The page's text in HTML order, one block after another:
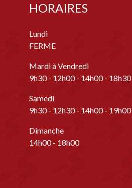
HORAIRES
Lundi
FERME
Mardi à Vendredi
9h30 - 12h00 - 14h00 - 18h30
Samedi
9h30 - 12h30 - 14h00 - 19h00
Dimanche
14h00 - 18h00